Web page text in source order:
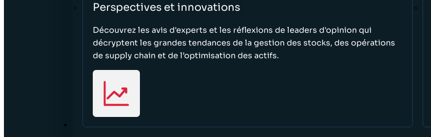
Perspectives et innovations
Découvrez les avis d'experts et les réflexions de leaders d'opinion qui
décryptent les grandes tendances de la gestion des stocks, des opérations
de supply chain et de l’optimisation des actifs.
À PROPOS